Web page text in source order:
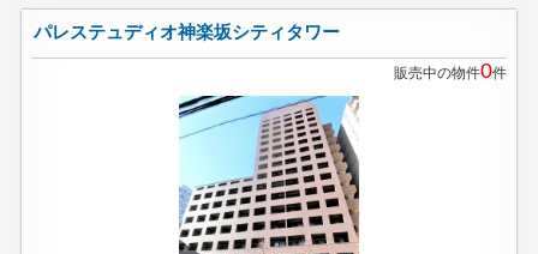
パレステュディオ神楽坂シティタワー
販売中の物件0件